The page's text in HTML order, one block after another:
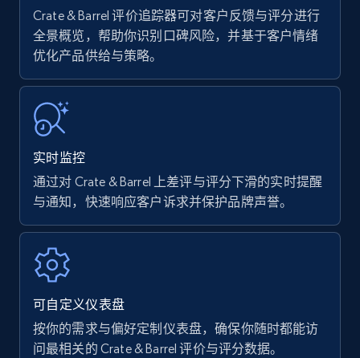
Amazon products - find products by using
upc numbers
Title, Seller name, Brand, Description, Initial
price, Currency, Availability, Reviews count, and
more.
35.3K+ 5.7K+ 立即开始
Amazon Reviews
URL, Product name, Product rating, Product
rating object, Product rating max, Rating,
Author name, Asin, and more.
Crate & Barrel 评价追踪器可对客户反馈与评分进行
全景概览，帮助你识别口碑风险，并基于客户情绪
优化产品供给与策略。
实时监控
通过对 Crate & Barrel 上差评与评分下滑的实时提醒
与通知，快速响应客户诉求并保护品牌声誉。
可自定义仪表盘
按你的需求与偏好定制仪表盘，确保你随时都能访
问最相关的 Crate & Barrel 评价与评分数据。